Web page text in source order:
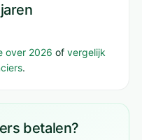
over 2026 of vergelijk
.
betalen?